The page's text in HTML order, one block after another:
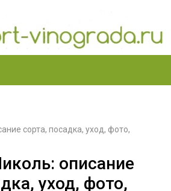
сорта, посадка, уход, фото,
описание
уход, фото,